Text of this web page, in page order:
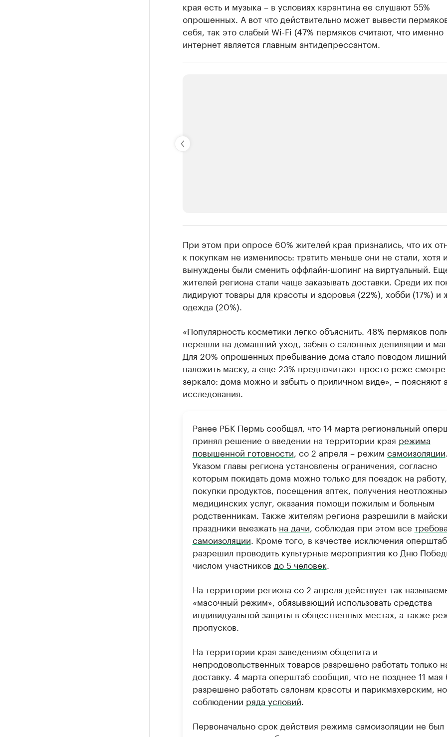
края есть и музыка – в условиях карантина ее слушают 55%
опрошенных. А вот что действительно может вывести
себя, так это слабый Wi-Fi (47% пермяков считают, что именно
интернет является главным антидепрессантом.
Крупнейшие производители и продавцы медийной
Ознакомьтесь с информацией в каталоге
При этом при опросе 60% жителей края признались, что их
к покупкам не изменилось: тратить меньше они не стали, хотя и
вынуждены были сменить оффлайн-шопинг на виртуальный.
жителей региона стали чаще заказывать доставки. Среди их
лидируют товары для красоты и здоровья (22%), хобби (17%) и
одежда (20%).
«Популярность косметики легко объяснить. 48% пермяков
перешли на домашний уход, забыв о салонных депиляции и
Для 20% опрошенных пребывание дома стало поводом
наложить маску, а еще 23% предпочитают просто реже
зеркало: дома можно и забыть о приличном виде», – поясняют
исследования.
Ранее РБК Пермь сообщал, что 14 марта региональный
принял решение о введении на территории края режима
повышенной готовности , со 2 апреля – режим самоизоляции
Указом главы региона установлены ограничения, согласно
которым покидать дома можно только для поездок на работу,
покупки продуктов, посещения аптек, получения
медицинских услуг, оказания помощи пожилым и больным
родственникам. Также жителям региона разрешили в
праздники выезжать на дачи , соблюдая при этом все
самоизоляции . Кроме того, в качестве исключения оперштаб
разрешил проводить культурные мероприятия ко Дню
числом участников до 5 человек
На территории региона со 2 апреля действует так
«масочный режим», обязывающий использовать средства
индивидуальной защиты в общественных местах, а также
пропусков.
На территории края заведениям общепита и
непродовольственных товаров разрешено работать только
доставку. 4 марта оперштаб сообщил, что не позднее 11 мая
разрешено работать салонам красоты и парикмахерским,
соблюдении ряда условий
Первоначально срок действия режима самоизоляции не был